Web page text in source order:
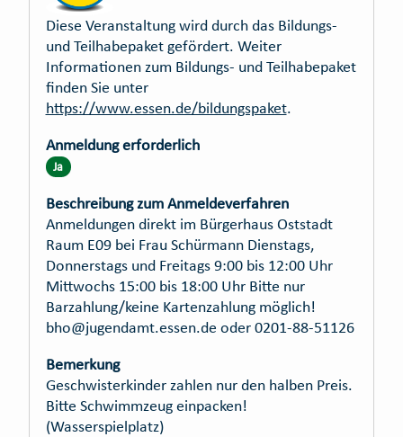
Diese Veranstaltung wird durch das Bildungs-
und Teilhabepaket gefördert. Weiter
Informationen zum Bildungs- und Teilhabepaket
finden Sie unter
https://www.essen.de/bildungspaket.
Anmeldung erforderlich
Ja
Beschreibung zum Anmeldeverfahren
Anmeldungen direkt im Bürgerhaus Oststadt
Raum E09 bei Frau Schürmann Dienstags,
Donnerstags und Freitags 9:00 bis 12:00 Uhr
Mittwochs 15:00 bis 18:00 Uhr Bitte nur
Barzahlung/keine Kartenzahlung möglich!
bho@jugendamt.essen.de oder 0201-88-51126
Bemerkung
Geschwisterkinder zahlen nur den halben Preis.
Bitte Schwimmzeug einpacken!
(Wasserspielplatz)